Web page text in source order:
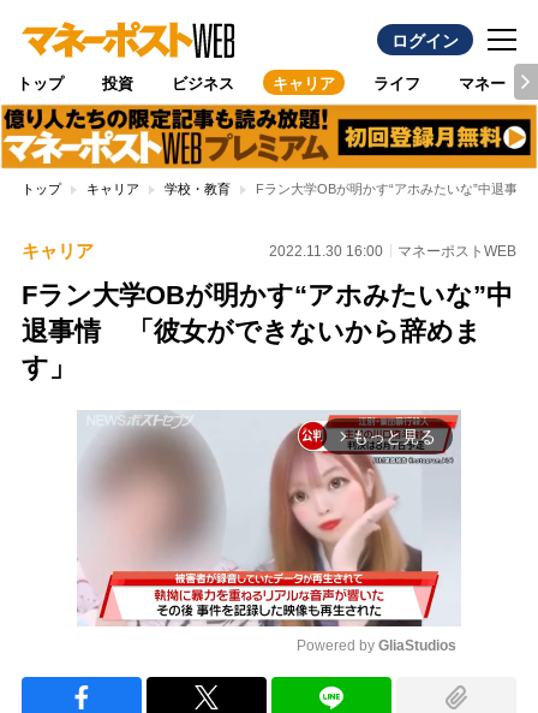
ログイン
トップ 投資 ビジネス キャリア ライフ マネー
トップ キャリア 学校・教育 Fラン大学OBが明かす“アホみたいな”中退事
キャリア 2022.11.30 16:00 マネーポストWEB
Fラン大学OBが明かす“アホみたいな”中
退事情 「彼女ができないから辞めま
す」
arrow_forward_ios もっと見る
Powered by GliaStudios